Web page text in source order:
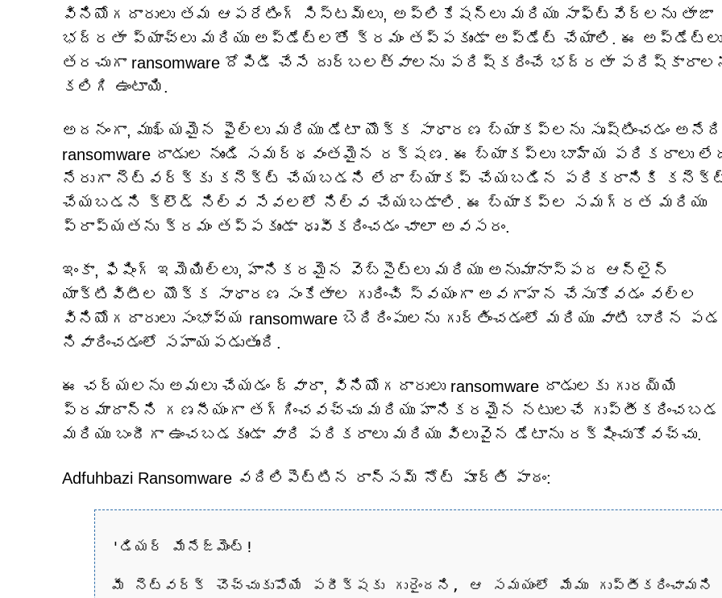
వినియోగదారులు తమ ఆపరేటింగ్ సిస్టమ్‌లు, అప్లికేషన్‌లు మరియు సాఫ్ట్‌వేర్‌లను తాజా
భద్రతా ప్యాచ్‌లు మరియు అప్‌డేట్‌లతో క్రమం తప్పకుండా అప్‌డేట్ చేయాలి. ఈ అప్‌డేట్‌లు
తరచుగా ransomware దోపిడీ చేసే దుర్బలత్వాలను పరిష్కరించే భద్రతా
కలిగి ఉంటాయి.
అదనంగా, ముఖ్యమైన ఫైల్‌లు మరియు డేటా యొక్క సాధారణ బ్యాకప్‌లను సృష్టించడం అనేది
ransomware దాడుల నుండి సమర్థవంతమైన రక్షణ. ఈ బ్యాకప్‌లు బాహ్య పరికరాలు
నేరుగా నెట్‌వర్క్‌కు కనెక్ట్ చేయబడని లేదా బ్యాకప్ చేయబడిన పరికరానికి
చేయబడని క్లౌడ్ నిల్వ సేవలలో నిల్వ చేయబడాలి. ఈ బ్యాకప్‌ల సమగ్రత మరియు
ప్రాప్యతను క్రమం తప్పకుండా ధృవీకరించడం చాలా అవసరం.
ఇంకా, ఫిషింగ్ ఇమెయిల్‌లు, హానికరమైన వెబ్‌సైట్‌లు మరియు అనుమానాస్పద ఆన్‌లైన్
యాక్టివిటీల యొక్క సాధారణ సంకేతాల గురించి స్వయంగా అవగాహన చేసుకోవడం వల్ల
వినియోగదారులు సంభావ్య ransomware బెదిరింపులను గుర్తించడంలో మరియు వాటి బారిన
నివారించడంలో సహాయపడుతుంది.
ఈ చర్యలను అమలు చేయడం ద్వారా, వినియోగదారులు ransomware దాడులకు గురయ్యే
ప్రమాదాన్ని గణనీయంగా తగ్గించవచ్చు మరియు హానికరమైన నటులచే
మరియు బందీగా ఉంచబడకుండా వారి పరికరాలు మరియు విలువైన డేటాను రక్షించుకోవచ్చు.
Adfuhbazi Ransomware వదిలిపెట్టిన రాన్సమ్ నోట్ పూర్తి పాఠం:
'డియర్ మేనేజ్‌మెంట్!
మీ నెట్‌వర్క్ చొచ్చుకుపోయే పరీక్షకు గురైందని, ఆ సమయంలో మేము గుప్తీకరించామని